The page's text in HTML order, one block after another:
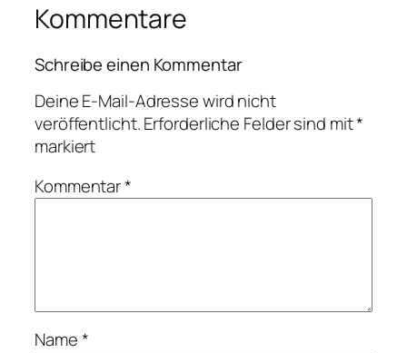
Kommentare
Schreibe einen Kommentar
Deine E-Mail-Adresse wird nicht
veröffentlicht.Erforderliche Felder sind mit*
markiert
Kommentar*
Name*